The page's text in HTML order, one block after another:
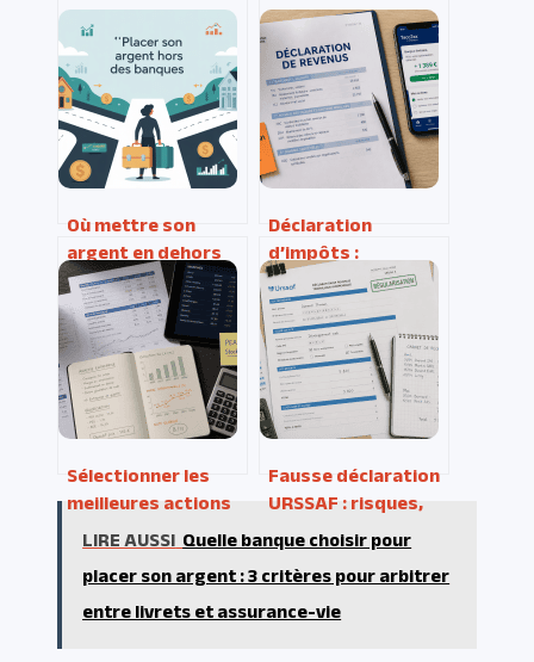
Où mettre son
argent en dehors
des banques sans
prendre de risques
excessifs
Déclaration
d’impôts :
comment TacoTax
simplifie votre
fiscalité et génère
700€ d’économies
en moyenne ?
Sélectionner les
meilleures actions
PEA : 5 critères
battre les indices
Fausse déclaration
URSSAF : risques,
sanctions et
procédure de
régularisation
LIRE AUSSI Quelle banque choisir pour
placer son argent : 3 critères pour arbitrer
entre livrets et assurance-vie